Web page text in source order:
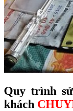
Quy trình
khách